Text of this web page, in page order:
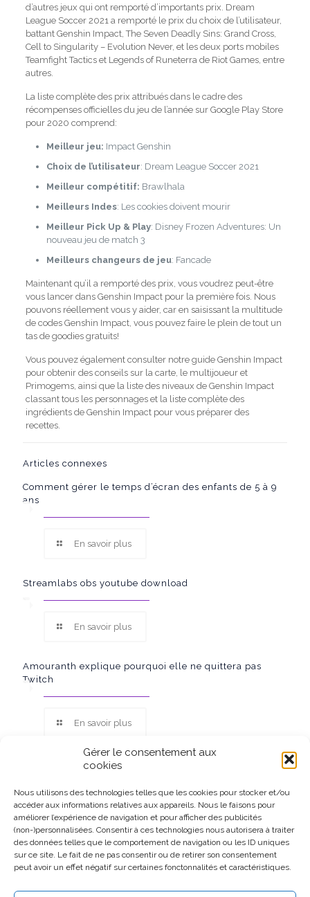
Gérer le consentement aux
cookies
Nous utilisons des technologies telles que les cookies pour stocker et/ou
accéder aux informations relatives aux appareils. Nous le faisons pour
améliorer l’expérience de navigation et pour afficher des publicités
(non-)personnalisées. Consentir à ces technologies nous autorisera à traiter
des données telles que le comportement de navigation ou les ID uniques
sur ce site. Le fait de ne pas consentir ou de retirer son consentement
peut avoir un effet négatif sur certaines fonctonnalités et caractéristiques.
d’autres jeux qui ont remporté d’importants prix. Dream
League Soccer 2021 a remporté le prix du choix de l’utilisateur,
battant Genshin Impact, The Seven Deadly Sins: Grand Cross,
Cell to Singularity – Evolution Never, et les deux ports mobiles
Teamfight Tactics et Legends of Runeterra de Riot Games, entre
autres.
La liste complète des prix attribués dans le cadre des
récompenses officielles du jeu de l’année sur Google Play Store
pour 2020 comprend:
Meilleur jeu: Impact Genshin
Choix de l’utilisateur: Dream League Soccer 2021
Meilleur compétitif: Brawlhala
Meilleurs Indes: Les cookies doivent mourir
Meilleur Pick Up & Play: Disney Frozen Adventures: Un
nouveau jeu de match 3
Meilleurs changeurs de jeu: Fancade
Maintenant qu’il a remporté des prix, vous voudrez peut-être
vous lancer dans Genshin Impact pour la première fois. Nous
pouvons réellement vous y aider, car en saisissant la multitude
de codes Genshin Impact, vous pouvez faire le plein de tout un
tas de goodies gratuits!
Vous pouvez également consulter notre guide Genshin Impact
pour obtenir des conseils sur la carte, le multijoueur et
Primogems, ainsi que la liste des niveaux de Genshin Impact
classant tous les personnages et la liste complète des
ingrédients de Genshin Impact pour vous préparer des
recettes.
Articles connexes
Comment gérer le temps d’écran des enfants de 5 à 9
ans
En savoir plus
Streamlabs obs youtube download
En savoir plus
Amouranth explique pourquoi elle ne quittera pas
Twitch
En savoir plus
Ce site participe au Programme Partenaires d’Amazon EU, un
programme d’affiliation conçu pour permettre à des sites de
percevoir une rémunération grâce à la création de liens vers
Amazon.fr.